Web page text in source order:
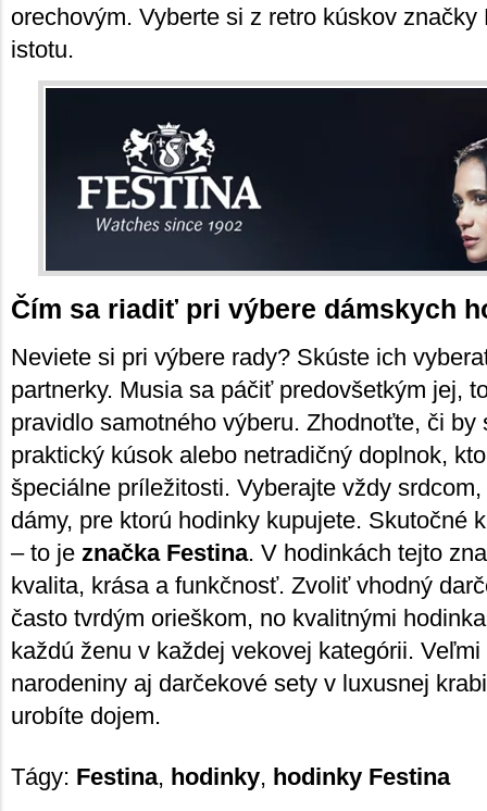
orechovým. Vyberte si z retro kúskov
istotu.
Čím sa riadiť pri výbere dámskych
Neviete si pri výbere rady? Skúste ich
partnerky. Musia sa páčiť predovšetkým jej,
pravidlo samotného výberu. Zhodnoťte, či by
praktický kúsok alebo netradičný doplnok,
špeciálne príležitosti. Vyberajte vždy
dámy, pre ktorú hodinky kupujete. Skutočné
– to je značka Festina. V hodinkách tejto
kvalita, krása a funkčnosť. Zvoliť vhodný
často tvrdým orieškom, no kvalitnými
každú ženu v každej vekovej kategórii.
narodeniny aj darčekové sety v luxusnej
urobíte dojem.
Tágy: Festina, hodinky, hodinky Festina